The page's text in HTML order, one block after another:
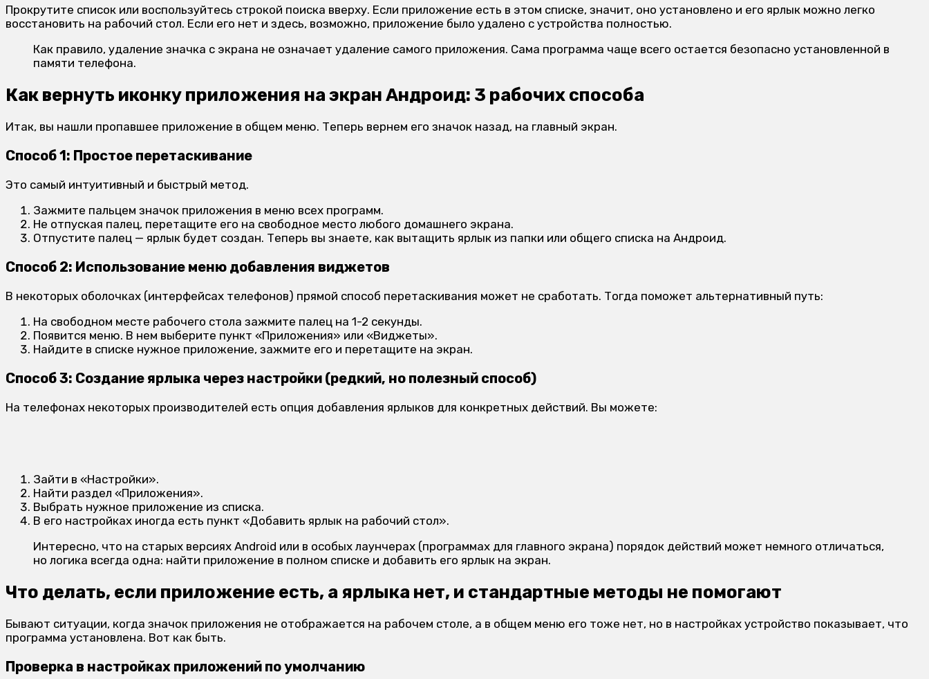
Прокрутите список или воспользуйтесь строкой поиска вверху. Если приложение есть в этом списке, значит, оно установлено и его ярлык можно легко
восстановить на рабочий стол. Если его нет и здесь, возможно, приложение было удалено с устройства полностью.
Как правило, удаление значка с экрана не означает удаление самого приложения. Сама программа чаще всего остается безопасно установленной в
памяти телефона.
Как вернуть иконку приложения на экран Андроид: 3 рабочих способа
Итак, вы нашли пропавшее приложение в общем меню. Теперь вернем его значок назад, на главный экран.
Способ 1: Простое перетаскивание
Это самый интуитивный и быстрый метод.
Зажмите пальцем значок приложения в меню всех программ.
Не отпуская палец, перетащите его на свободное место любого домашнего экрана.
Отпустите палец — ярлык будет создан. Теперь вы знаете, как вытащить ярлык из папки или общего списка на Андроид.
Способ 2: Использование меню добавления виджетов
В некоторых оболочках (интерфейсах телефонов) прямой способ перетаскивания может не сработать. Тогда поможет альтернативный путь:
На свободном месте рабочего стола зажмите палец на 1-2 секунды.
Появится меню. В нем выберите пункт «Приложения» или «Виджеты».
Найдите в списке нужное приложение, зажмите его и перетащите на экран.
Способ 3: Создание ярлыка через настройки (редкий, но полезный способ)
На телефонах некоторых производителей есть опция добавления ярлыков для конкретных действий. Вы можете:
Зайти в «Настройки».
Найти раздел «Приложения».
Выбрать нужное приложение из списка.
В его настройках иногда есть пункт «Добавить ярлык на рабочий стол».
Интересно, что на старых версиях Android или в особых лаунчерах (программах для главного экрана) порядок действий может немного отличаться,
но логика всегда одна: найти приложение в полном списке и добавить его ярлык на экран.
Что делать, если приложение есть, а ярлыка нет, и стандартные методы не помогают
Бывают ситуации, когда значок приложения не отображается на рабочем столе, а в общем меню его тоже нет, но в настройках устройство показывает, что
программа установлена. Вот как быть.
Проверка в настройках приложений по умолчанию